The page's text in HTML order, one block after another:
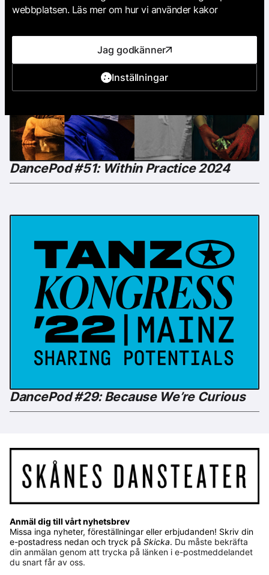
DancePod #51: Within Practice 2024
DancePod #29: Because We’re Curious
Anmäl dig till vårt nyhetsbrev
Missa inga nyheter, föreställningar eller erbjudanden! Skriv din
e-postadress nedan och tryck på Skicka. Du måste bekräfta
din anmälan genom att trycka på länken i e-postmeddelandet
du snart får av oss.
webbplatsen. Läs mer om hur vi använder kakor
Jag godkänner
Inställningar